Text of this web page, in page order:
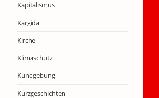
Kapitalismus
Kargida
Kirche
Klimaschutz
Kundgebung
Kurzgeschichten